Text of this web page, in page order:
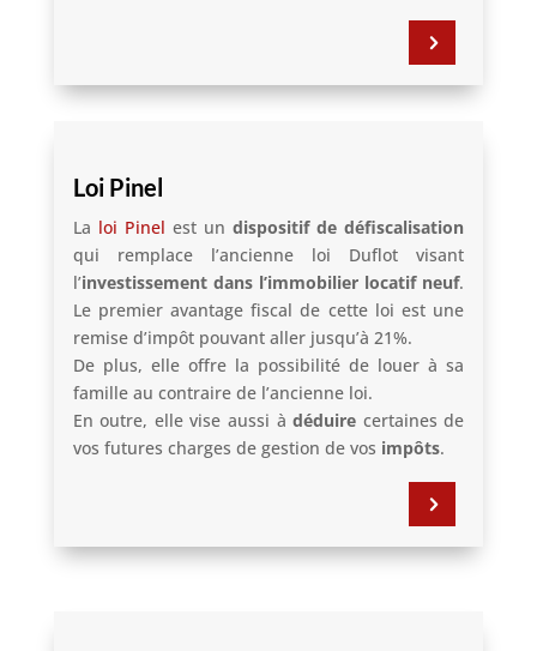
5
Loi Pinel
La loi Pinel est undispositif de défiscalisation
qui remplace l’ancienne loi Duflot visant
l’investissement dans l’immobilier locatif neuf.
Le premier avantage fiscal de cette loi est une
remise d’impôt pouvant aller jusqu’à 21%.
De plus, elle offre la possibilité de louer à sa
famille au contraire de l’ancienne loi.
En outre, elle vise aussi àdéduire certaines de
vos futures charges de gestion de vos impôts.
5